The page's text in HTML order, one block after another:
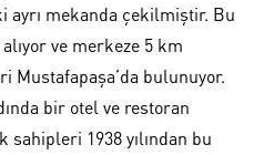
ayrı mekanda çekilmiştir. Bu
alıyor ve merkeze 5 km
Mustafapaşa’da bulunuyor.
bir otel ve restoran
sahipleri 1938 yılından bu